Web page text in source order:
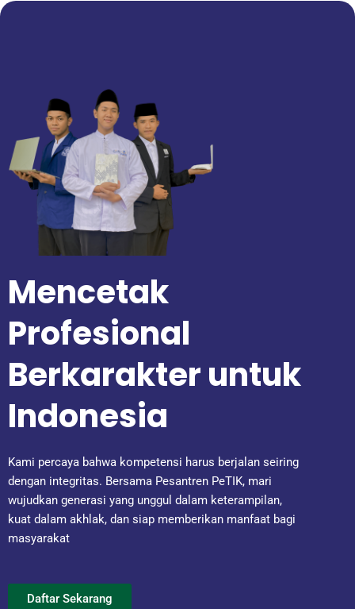
Mencetak
Profesional
Berkarakter untuk
Indonesia
Kami percaya bahwa kompetensi harus berjalan seiring
dengan integritas. Bersama Pesantren PeTIK, mari
wujudkan generasi yang unggul dalam keterampilan,
kuat dalam akhlak, dan siap memberikan manfaat bagi
masyarakat
Daftar Sekarang